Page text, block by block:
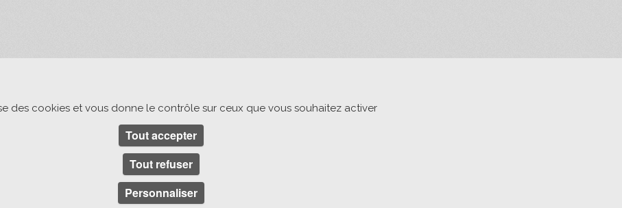
des cookies et vous donne le contrôle sur ceux que vous souhaitez activer
Tout accepter
Tout refuser
Personnaliser